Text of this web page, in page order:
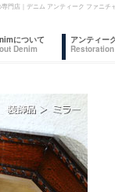
専門店｜デニム アンティーク ファニ
について
Denim
アンティー
Restoration